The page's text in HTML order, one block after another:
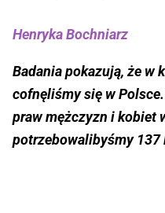
Henryka Bochniarz
Badania pokazują, że w
cofnęliśmy się w
praw mężczyzn i kobiet
potrzebowalibyśmy 137